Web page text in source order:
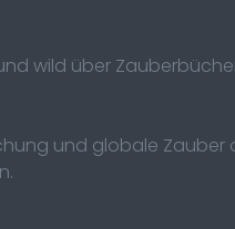
wild über
und globale